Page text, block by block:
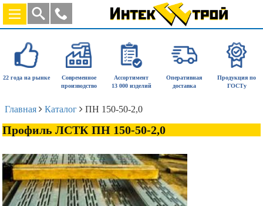
22 года на рынке
Современное
производство
Ассортимент
13 000 изделий
Оперативная
доставка
Продукция по
ГОСТу
Главная Каталог ПН 150-50-2,0
Профиль ЛСТК ПН 150-50-2,0